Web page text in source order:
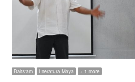
Balts'am Literatura Maya + 1 more